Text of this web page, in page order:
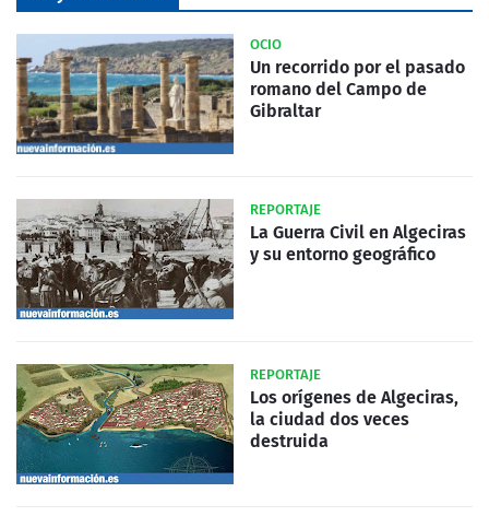
OCIO
Un recorrido por el pasado
romano del Campo de
Gibraltar
REPORTAJE
La Guerra Civil en Algeciras
y su entorno geográfico
REPORTAJE
Los orígenes de Algeciras,
la ciudad dos veces
destruida